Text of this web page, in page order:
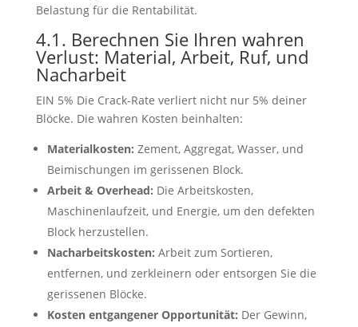
Belastung für die Rentabilität.
4.1. Berechnen Sie Ihren wahren
Verlust: Material, Arbeit, Ruf, und
Nacharbeit
EIN 5% Die Crack-Rate verliert nicht nur 5% deiner
Blöcke. Die wahren Kosten beinhalten:
Materialkosten: Zement, Aggregat, Wasser, und
Beimischungen im gerissenen Block.
Arbeit & Overhead: Die Arbeitskosten,
Maschinenlaufzeit, und Energie, um den defekten
Block herzustellen.
Nacharbeitskosten: Arbeit zum Sortieren,
entfernen, und zerkleinern oder entsorgen Sie die
gerissenen Blöcke.
Kosten entgangener Opportunität: Der Gewinn,